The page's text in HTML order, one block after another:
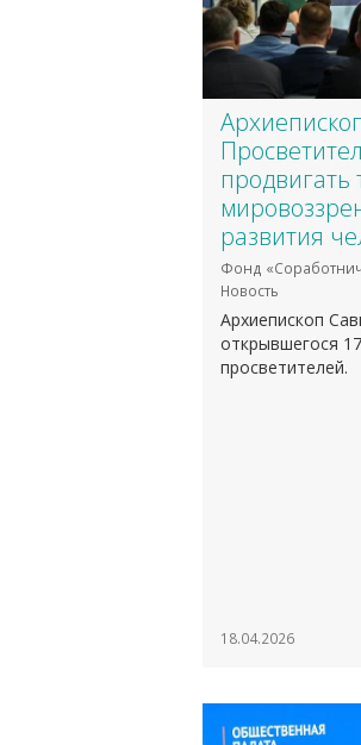
развития
Фонд
Новость
Архиепископ
открывшегося
просветителей.
18.04.2026